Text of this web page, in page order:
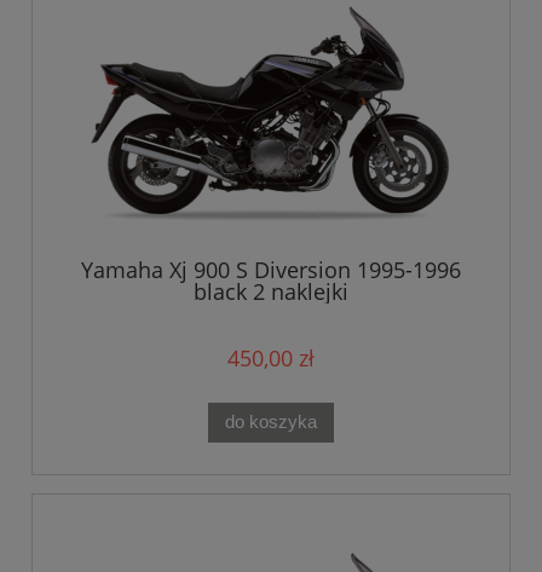
Yamaha Xj 900 S Diversion 1995-1996
black 2 naklejki
450,00 zł
do koszyka